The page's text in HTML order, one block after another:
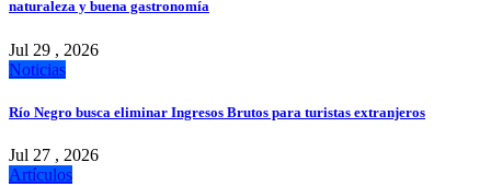
naturaleza y buena gastronomía
Jul 29 , 2026
Noticias
Río Negro busca eliminar Ingresos Brutos para turistas extranjeros
Jul 27 , 2026
Artículos